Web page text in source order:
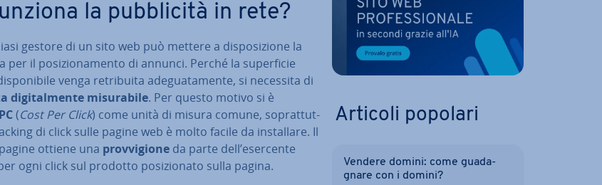
la pub­bli­ci­tà in rete?
gestore di un sito web può mettere a di­spo­si­zio­ne la
per il po­si­zio­na­men­to di annunci. Perché la su­per­fi­cie
venga re­tri­bui­ta ade­gua­ta­men­te, si necessita di
di­gi­tal­men­te mi­su­ra­bi­le. Per questo motivo si è
(Cost Per Click) come unità di misura comune, so­prat­tut­
di click sulle pagine web è molto facile da in­stal­la­re. Il
ottiene una prov­vi­gio­ne da parte dell’esercente
ogni click sul prodotto po­si­zio­na­to sulla pagina.
Articoli popolari
Vendere domini: come gua­da­
gna­re con i domini?